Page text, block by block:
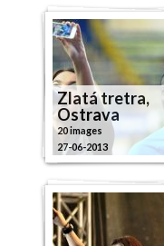
Zlatá tretra,
Ostrava
20 images
27-06-2013